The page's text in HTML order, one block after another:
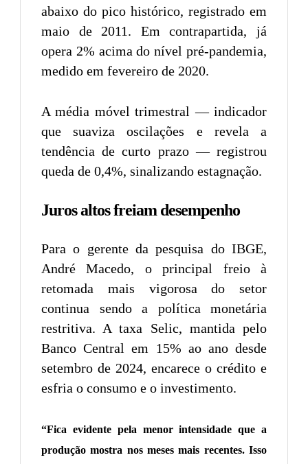
abaixo do pico histórico, registrado em
maio de 2011. Em contrapartida, já
opera 2% acima do nível pré-pandemia,
medido em fevereiro de 2020.
A média móvel trimestral — indicador
que suaviza oscilações e revela a
tendência de curto prazo — registrou
queda de 0,4%, sinalizando estagnação.
Juros altos freiam desempenho
Para o gerente da pesquisa do IBGE,
André Macedo, o principal freio à
retomada mais vigorosa do setor
continua sendo a política monetária
restritiva. A taxa Selic, mantida pelo
Banco Central em 15% ao ano desde
setembro de 2024, encarece o crédito e
esfria o consumo e o investimento.
“Fica evidente pela menor intensidade que a
produção mostra nos meses mais recentes. Isso